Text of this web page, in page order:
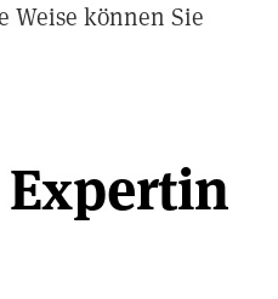
Weise können Sie
Expertin